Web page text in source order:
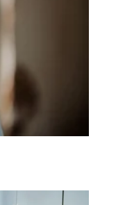
านอินสตราแกรมว่า
ที่โรงพยาบาลยืนยันพบ